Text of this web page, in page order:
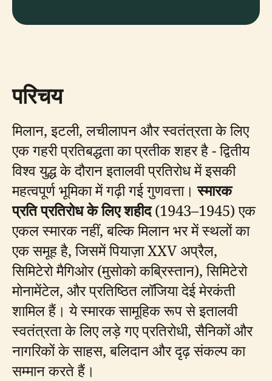
परिचय
मिलान, इटली, लचीलापन और स्वतंत्रता के लिए
एक गहरी प्रतिबद्धता का प्रतीक शहर है - द्वितीय
विश्व युद्ध के दौरान इतालवी प्रतिरोध में इसकी
महत्वपूर्ण भूमिका में गढ़ी गई गुणवत्ता।स्मारक
प्रति प्रतिरोध के लिए शहीद(1943–1945) एक
एकल स्मारक नहीं, बल्कि मिलान भर में स्थलों का
एक समूह है, जिसमें पियाज़ा XXV अप्रैल,
सिमिटेरो मैगिओर (मुसोको कब्रिस्तान), सिमिटेरो
मोनामेंटेल, और प्रतिष्ठित लॉजिया देई मेरकंती
शामिल हैं। ये स्मारक सामूहिक रूप से इतालवी
स्वतंत्रता के लिए लड़े गए प्रतिरोधी, सैनिकों और
नागरिकों के साहस, बलिदान और दृढ़ संकल्प का
सम्मान करते हैं।